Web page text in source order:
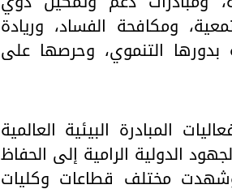
ومكافحة الفساد، وريادة
بدورها التنموي، وحرصها على
فعاليات المبادرة البيئية العالمية
الجهود الدولية الرامية إلى الحفاظ
وشهدت مختلف قطاعات وكليات